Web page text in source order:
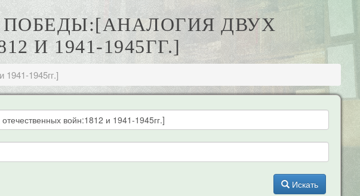
ДВУХ
И 1941-1945ГГ.]
1945гг.]
Искать